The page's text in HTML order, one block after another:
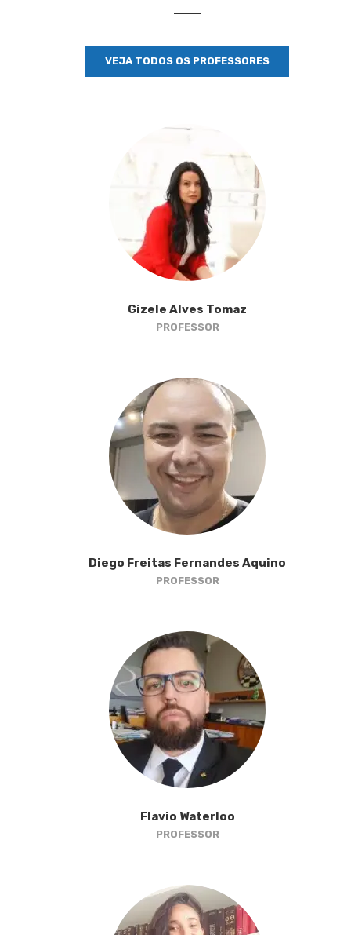
VEJA TODOS OS PROFESSORES
Gizele Alves Tomaz
PROFESSOR
Diego Freitas Fernandes Aquino
PROFESSOR
Flavio Waterloo
PROFESSOR